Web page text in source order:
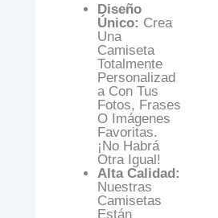
Diseño
Único: Crea
Una
Camiseta
Totalmente
Personalizad
A Con Tus
Fotos, Frases
O Imágenes
Favoritas.
¡No Habrá
Otra Igual!
Alta Calidad:
Nuestras
Camisetas
Están